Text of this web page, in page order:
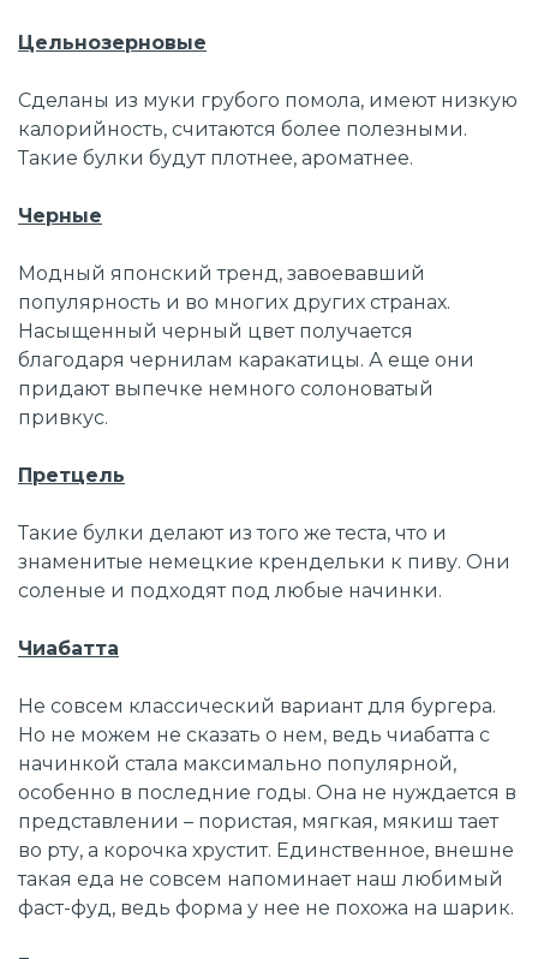
Цельнозерновые
Сделаны из муки грубого помола, имеют низкую
калорийность, считаются более полезными.
Такие булки будут плотнее, ароматнее.
Черные
Модный японский тренд, завоевавший
популярность и во многих других странах.
Насыщенный черный цвет получается
благодаря чернилам каракатицы. А еще они
придают выпечке немного солоноватый
привкус.
Претцель
Такие булки делают из того же теста, что и
знаменитые немецкие крендельки к пиву. Они
соленые и подходят под любые начинки.
Чиабатта
Не совсем классический вариант для бургера.
Но не можем не сказать о нем, ведь чиабатта с
начинкой стала максимально популярной,
особенно в последние годы. Она не нуждается в
представлении – пористая, мягкая, мякиш тает
во рту, а корочка хрустит. Единственное, внешне
такая еда не совсем напоминает наш любимый
фаст-фуд, ведь форма у нее не похожа на шарик.